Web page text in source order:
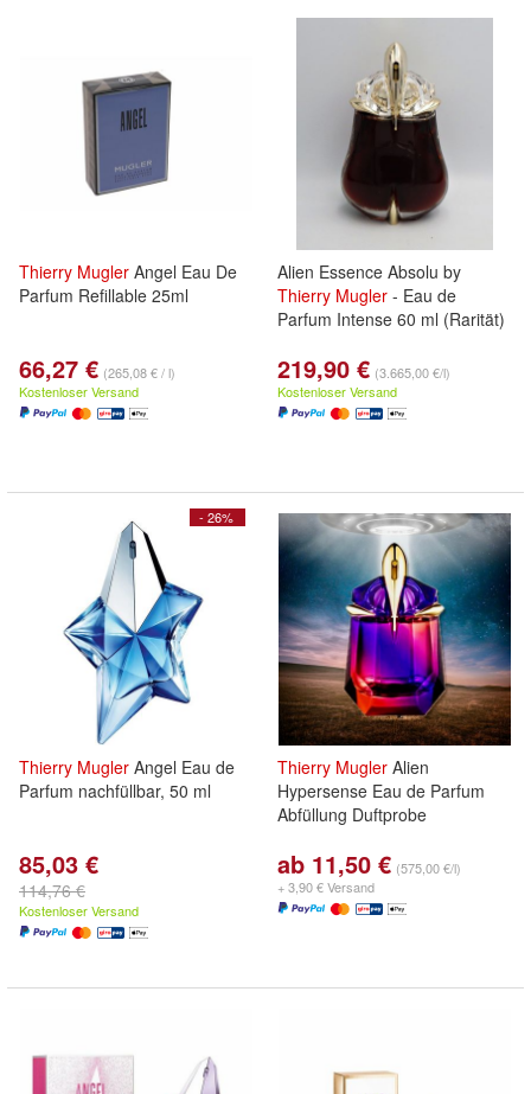
Thierry Mugler Angel Eau De
Parfum Refillable 25ml
66,27 € (265,08 € / l)
Kostenloser Versand
Alien Essence Absolu by
Thierry Mugler - Eau de
Parfum Intense 60 ml (Rarität)
219,90 € (3.665,00 €/l)
Kostenloser Versand
- 26%
Thierry Mugler Angel Eau de
Parfum nachfüllbar, 50 ml
85,03 €
114,76 €
Kostenloser Versand
Thierry Mugler Alien
Hypersense Eau de Parfum
Abfüllung Duftprobe
ab 11,50 € (575,00 €/l)
+ 3,90 € Versand